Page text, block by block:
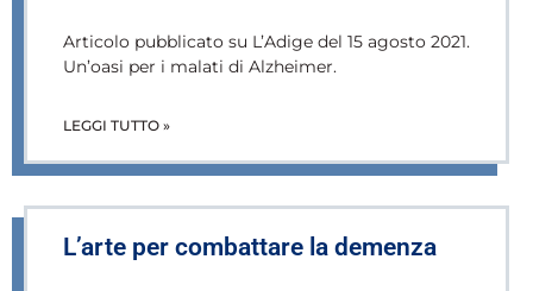
Articolo pubblicato su L’Adige del 15 agosto 2021.
Un’oasi per i malati di Alzheimer.
LEGGI TUTTO »
L’arte per combattare la demenza